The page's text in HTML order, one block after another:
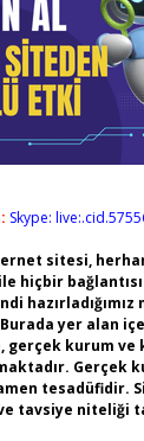
Skype:
sitesi,
hiçbir
Burada yer alan
gerçek kurum ve
Gerçek
tesadüfidir.
tavsiye niteliği